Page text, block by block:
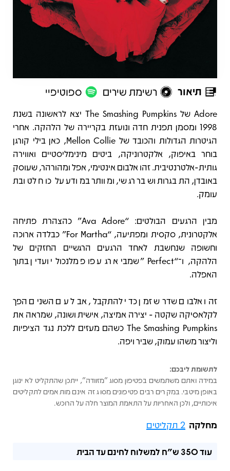
תיאור רשימת שירים ספוטיפיי
תיאור
Adore של The Smashing Pumpkins יצא לראשונה בשנת
1998 ומסמן תפנית חדה ונועזת בקריירה של הלהקה. אחרי
הגיטרות הגדולות והכובד של Mellon Collie, כאן בילי קורגן
בוחר באיפוק, אלקטרוניקה, ביטים מינימליסטיים ואווירה
גותית-אלטרנטיבית. זהו אלבום אינטימי, אפל ומהורהר, שעוסק
באובדן, התבגרות ושבר רגשי, ומוותר במודע על כוח לטובת
עומק.
מבין הרגעים הבולטים: “Ava Adore” כהצהרת פתיחה
אלקטרונית, סקסית ומפתיעה, “For Martha” כבלדה ארוכה
וחשופה שנחשבת לאחד הרגעים הרגשיים החזקים של
הלהקה, ו־“Perfect” שמביא רגע פופ מלנכולי ועדין בתוך
האפלה.
זהו אלבום שדרש זמן כדי להתקבל, אבל עם השנים הפך
לקלאסיקה שקטה - יצירה אמיצה, אישית ושונה, שמראה את
The Smashing Pumpkins כשהם מעזים ללכת נגד הציפיות
וליצור משהו עמוק, שביר ויפה.
לתשומת ליבכם:
במידה ואתם משתמשים בפטיפון מסוג "מזוודה", ייתכן שהתקליט לא ינוגן
באופן מיטבי. במקרים רבים פטיפונים מסוג זה אינם מותאמים לתקליטים
איכותיים, ולכן האחריות על התאמת המוצר חלה על הרוכש.
מחלקה 2 תקליטים
עוד350 ש"ח למשלוח לחינם עד הבית